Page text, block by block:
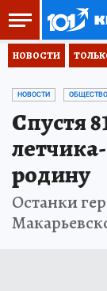
НОВОСТИ
НОВОСТИ ОБЩЕСТВО
Спустя
родину
Останки